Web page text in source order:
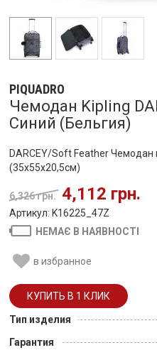
PIQUADRO
Чемодан Kipling
Синий (Бельгия)
DARCEY/Soft Feather Чемодан
(35x55x20,5см)
6,326 грн. 4,112 грн.
Артикул: K16225_47Z
НЕМАЄ В НАЯВНОСТІ
в избранное
Тип изделия
Гарантия